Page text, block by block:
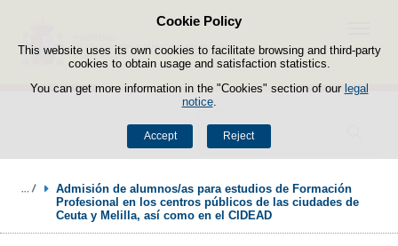
Cookie Policy
This website uses its own cookies to facilitate browsing and third-party
cookies to obtain usage and satisfaction statistics.
You can get more information in the "Cookies" section of our legal
notice.
Accept Reject
Skip to content
Search
Menu
Admisión de alumnos/as para estudios de Formación
Profesional en los centros públicos de las ciudades de
Ceuta y Melilla, así como en el CIDEAD